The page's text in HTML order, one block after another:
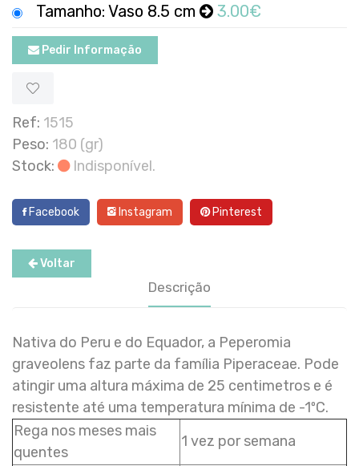
Tamanho: Vaso 8.5 cm 3.00€
Pedir Informação
Ref: 1515
Peso: 180 (gr)
Stock:
Indisponível.
Facebook Instagram Pinterest
Voltar
Descrição
Nativa do Peru e do Equador, a Peperomia
graveolens faz parte da família Piperaceae. Pode
atingir uma altura máxima de 25 centimetros e é
resistente até uma temperatura mínima de -1ºC.
Rega nos meses mais
quentes
1 vez por semana